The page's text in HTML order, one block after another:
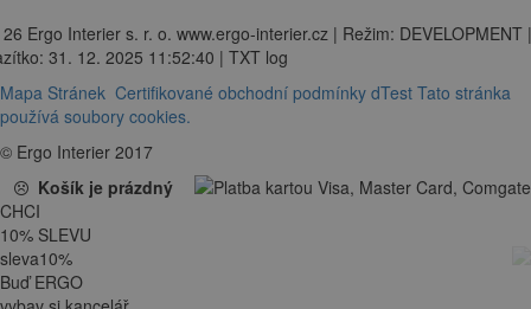
Ergo Interier s. r. o. www.ergo-interier.cz | Režim: DEVELOPMENT |
31. 12. 2025 11:52:40 | TXT log
Mapa Stránek Certifikované obchodní podmínky dTest Tato stránka
používá soubory cookies.
© Ergo Interier 2017
Košík je prázdný
CHCI
10% SLEVU
sleva10%
Buď ERGO